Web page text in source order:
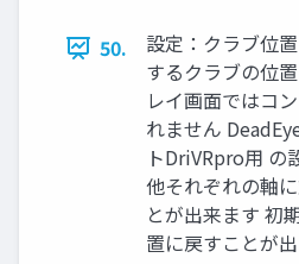
50.
設定：クラブ位
するクラブの位
レイ画面ではコ
れません
トDriVRpro用 の
他それぞれの軸
とが出来ます 初
置に戻すことが